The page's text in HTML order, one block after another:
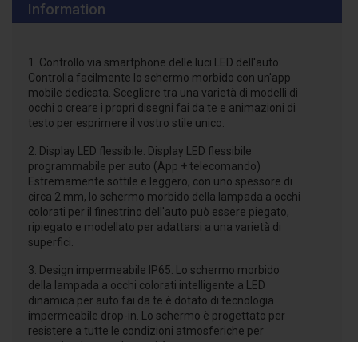
Information
1. Controllo via smartphone delle luci LED dell'auto:
Controlla facilmente lo schermo morbido con un'app
mobile dedicata. Scegliere tra una varietà di modelli di
occhi o creare i propri disegni fai da te e animazioni di
testo per esprimere il vostro stile unico.
2. Display LED flessibile: Display LED flessibile
programmabile per auto (App + telecomando)
Estremamente sottile e leggero, con uno spessore di
circa 2 mm, lo schermo morbido della lampada a occhi
colorati per il finestrino dell'auto può essere piegato,
ripiegato e modellato per adattarsi a una varietà di
superfici.
3. Design impermeabile IP65: Lo schermo morbido
della lampada a occhi colorati intelligente a LED
dinamica per auto fai da te è dotato di tecnologia
impermeabile drop-in. Lo schermo è progettato per
resistere a tutte le condizioni atmosferiche per